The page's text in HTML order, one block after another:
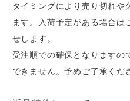
タイミングにより売り切れや
ます。入荷予定がある場合は
せします。
受注順での確保となりますの
できません。予めご了承くだ